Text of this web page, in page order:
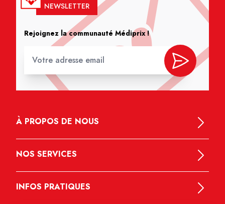
NEWSLETTER
Rejoignez la communauté Médiprix !
À PROPOS DE NOUS
NOS SERVICES
INFOS PRATIQUES